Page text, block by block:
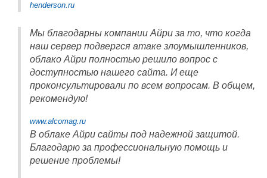
henderson.ru
Мы благодарны компании Айри за то, что когда
наш сервер подвергся атаке злоумышленников,
облако Айри полностью решило вопрос с
доступностью нашего сайта. И еще
проконсультировали по всем вопросам. В общем,
рекомендую!
www.alcomag.ru
В облаке Айри сайты под надежной защитой.
Благодарю за профессиональную помощь и
решение проблемы!